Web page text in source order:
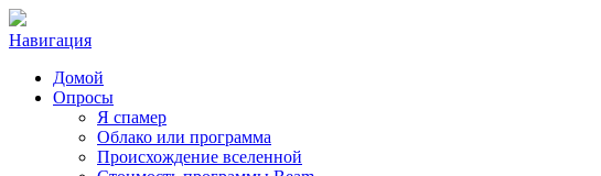
Навигация
Домой
Опросы
Я спамер
Облако или программа
Происхождение вселенной